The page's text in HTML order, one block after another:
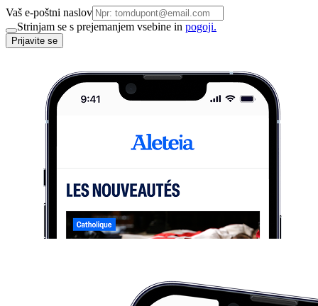
Vaš e-poštni naslov
Strinjam se s prejemanjem vsebine in pogoji.
Prijavite se